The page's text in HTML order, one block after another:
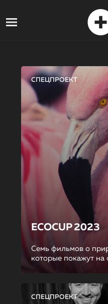
СПЕЦПРОЕКТ
ECOCUP 2023
Семь фильмов о
которые покажут на
СПЕЦПРОЕКТ